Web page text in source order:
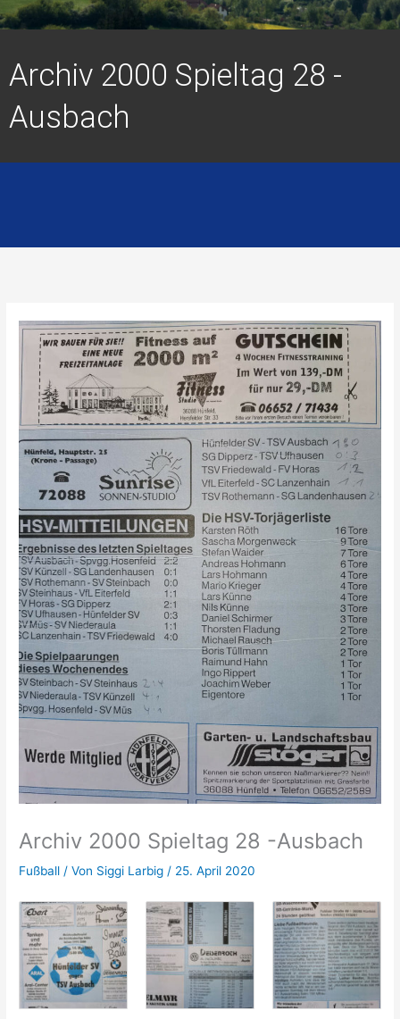
Archiv 2000 Spieltag 28 -
Ausbach
Archiv 2000 Spieltag 28 -Ausbach
Fußball / Von Siggi Larbig / 25. April 2020